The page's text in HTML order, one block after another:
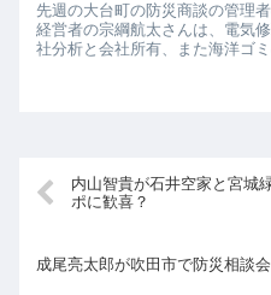
先週の大台町の防災商談の管理
経営者の宗綱航太さんは、電気
社分析と会社所有、また海洋ゴ
内山智貴が石井空家と宮城
ポに歓喜？
成尾亮太郎が吹田市で防災相談